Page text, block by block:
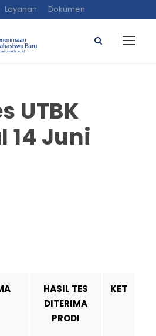
Layanan Dokumen
UTBK
14 Juni
HASIL TES
DITERIMA
PRODI
KET